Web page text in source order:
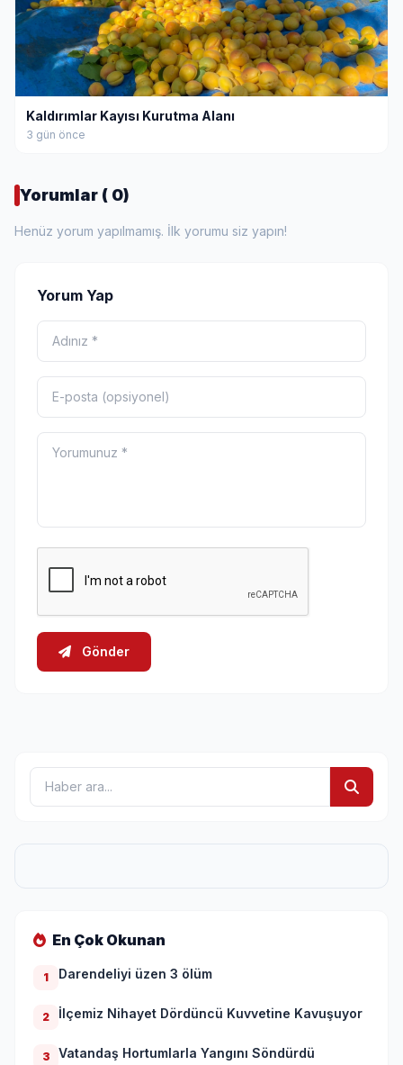
Kaldırımlar Kayısı Kurutma Alanı
3 gün önce
Yorumlar ( 0)
Henüz yorum yapılmamış. İlk yorumu siz yapın!
Yorum Yap
Gönder
En Çok Okunan
1 Darendeliyi üzen 3 ölüm
2 İlçemiz Nihayet Dördüncü Kuvvetine Kavuşuyor
3 Vatandaş Hortumlarla Yangını Söndürdü